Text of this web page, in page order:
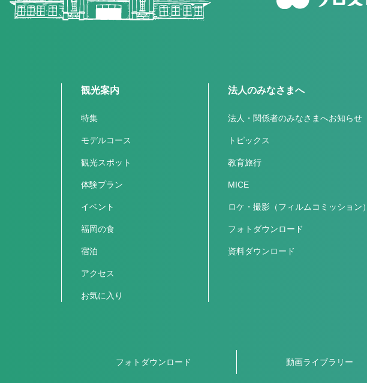
観光案内
特集
モデルコース
観光スポット
体験プラン
イベント
福岡の食
宿泊
アクセス
お気に入り
法人のみなさまへ
法人・関係者のみなさまへお知らせ
トピックス
教育旅行
MICE
ロケ・撮影（フィルムコミッション）
フォトダウンロード
資料ダウンロード
フォトダウンロード 動画ライブラリー